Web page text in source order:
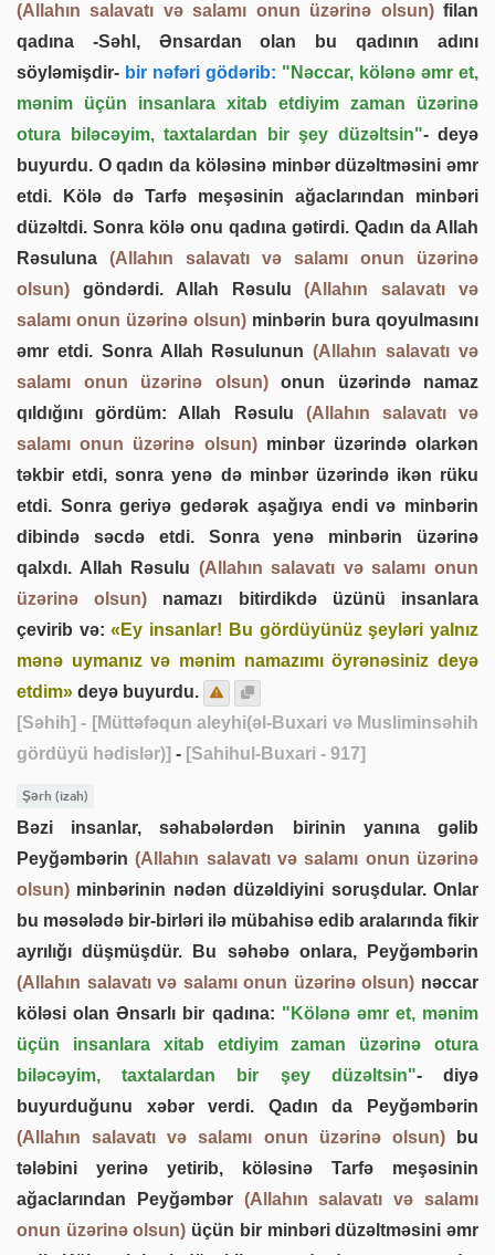
(Allahın salavatı və salamı onun üzərinə olsun)filan
qadına -Səhl, Ənsardan olan bu qadının adını
söyləmişdir- bir nəfəri gödərib: "Nəccar, kölənə əmr et,
mənim üçün insanlara xitab etdiyim zaman üzərinə
otura biləcəyim, taxtalardan bir şey düzəltsin"- deyə
buyurdu. O qadın da köləsinə minbər düzəltməsini əmr
etdi. Kölə də Tarfə meşəsinin ağaclarından minbəri
düzəltdi. Sonra kölə onu qadına gətirdi. Qadın da Allah
Rəsuluna (Allahın salavatı və salamı onun üzərinə
olsun) göndərdi. Allah Rəsulu(Allahın salavatı və
salamı onun üzərinə olsun) minbərin bura qoyulmasını
əmr etdi. Sonra Allah Rəsulunun(Allahın salavatı və
salamı onun üzərinə olsun)onun üzərində namaz
qıldığını gördüm: Allah Rəsulu (Allahın salavatı və
salamı onun üzərinə olsun)minbər üzərində olarkən
təkbir etdi, sonra yenə də minbər üzərində ikən rüku
etdi. Sonra geriyə gedərək aşağıya endi və minbərin
dibində səcdə etdi. Sonra yenə minbərin üzərinə
qalxdı. Allah Rəsulu (Allahın salavatı və salamı onun
üzərinə olsun) namazı bitirdikdə üzünü insanlara
çevirib və:«Ey insanlar! Bu gördüyünüz şeyləri yalnız
mənə uymanız və mənim namazımı öyrənəsiniz deyə
etdim» deyə buyurdu.
[Səhih] - [Müttəfəqun aleyhi(əl-Buxari və Musliminsəhih
gördüyü hədislər)] - [Sahihul-Buxari - 917]
Şərh (izah)
Bəzi insanlar, səhabələrdən birinin yanına gəlib
Peyğəmbərin(Allahın salavatı və salamı onun üzərinə
olsun) minbərinin nədən düzəldiyini soruşdular. Onlar
bu məsələdə bir-birləri ilə mübahisə edib aralarında fikir
ayrılığı düşmüşdür. Bu səhəbə onlara, Peyğəmbərin
(Allahın salavatı və salamı onun üzərinə olsun) nəccar
köləsi olan Ənsarlı bir qadına: "Kölənə əmr et, mənim
üçün insanlara xitab etdiyim zaman üzərinə otura
biləcəyim, taxtalardan bir şey düzəltsin"- diyə
buyurduğunu xəbər verdi. Qadın da Peyğəmbərin
(Allahın salavatı və salamı onun üzərinə olsun)bu
tələbini yerinə yetirib, köləsinə Tarfə meşəsinin
ağaclarından Peyğəmbər (Allahın salavatı və salamı
onun üzərinə olsun) üçün bir minbəri düzəltməsini əmr